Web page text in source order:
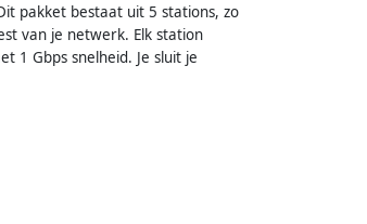
pakket bestaat uit 5 stations, zo
van je netwerk. Elk station
1 Gbps snelheid. Je sluit je